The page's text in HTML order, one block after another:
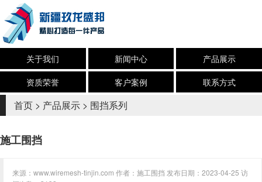
关于我们 新闻中心
产品展示
资质荣誉
客户案例 联系方式
首页 > 产品展示 > 围挡系列
施工围挡
来源：www.wiremesh-tinjin.com 作者：施工围挡 发布日期：2023-04-25 访